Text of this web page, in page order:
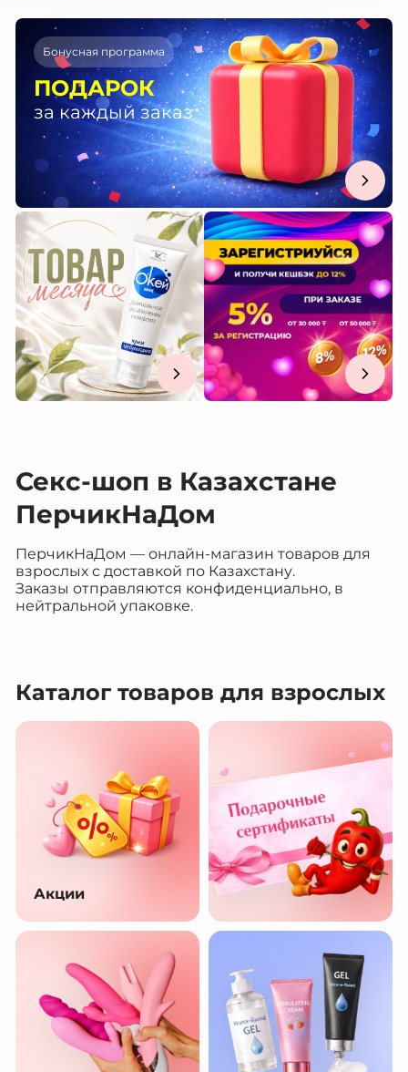
Бонусная программа
ПОДАРОК
за каждый заказ
Секс-шоп в Казахстане
ПерчикНаДом
ПерчикНаДом — онлайн-магазин товаров для
взрослых с доставкой по Казахстану.
Заказы отправляются конфиденциально, в
нейтральной упаковке.
Каталог товаров для взрослых
Акции